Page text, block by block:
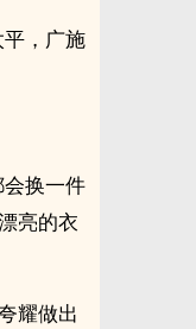
，广施
换一件
亮的衣
耀做出